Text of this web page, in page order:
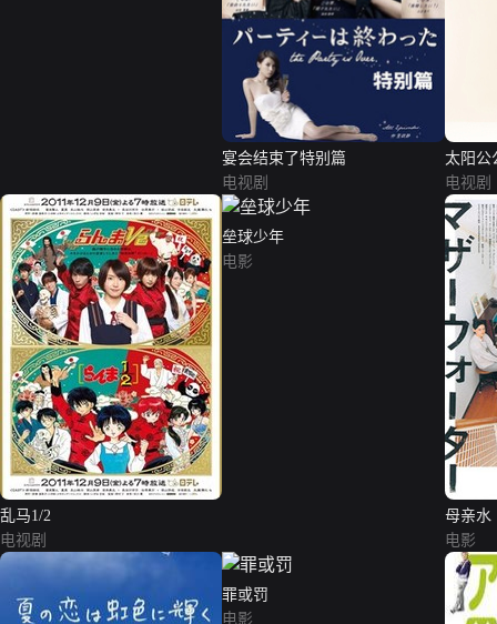
宴会结束了特别篇
电视剧
太阳公
电视剧
乱马1/2
电视剧
垒球少年
电影
母亲水
电影
罪或罚
电影